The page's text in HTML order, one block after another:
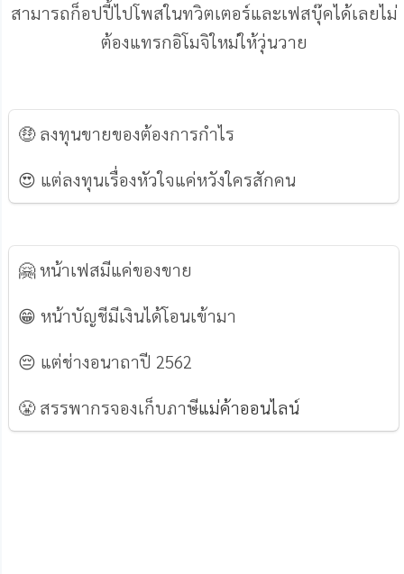
สามารถก็อปปี้ไปโพสในทวิตเตอร์และเฟสบุ๊คได้เลยไม่
ต้องแทรกอิโมจิใหม่ให้วุ่นวาย
🤑 ลงทุนขายของต้องการกำไร
😍 แต่ลงทุนเรื่องหัวใจแค่หวังใครสักคน
🤗 หน้าเฟสมีแค่ของขาย
😁 หน้าบัญชีมีเงินได้โอนเข้ามา
😔 แต่ช่างอนาถาปี 2562
😤 สรรพากรจองเก็บภาษีแม่ค้าออนไลน์